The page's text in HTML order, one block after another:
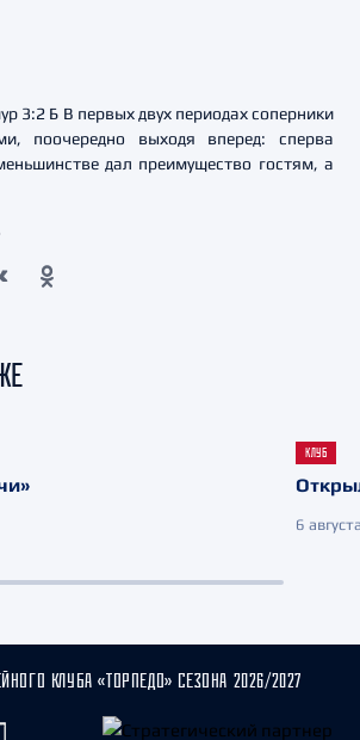
3:2 Б В первых двух периодах соперники
поочередно выходя вперед: сперва
дал преимущество гостям, а
КЛУБ
6
КЛУБА «ТОРПЕДО» СЕЗОНА 2026/2027